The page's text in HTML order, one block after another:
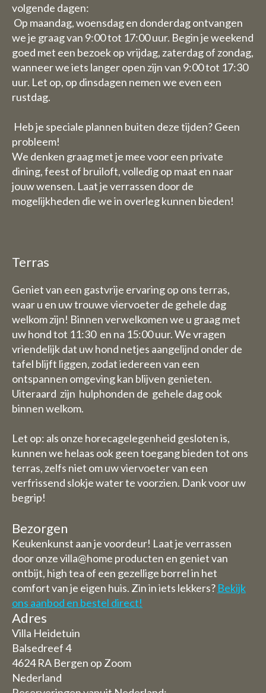
volgende dagen:
Op maandag, woensdag en donderdag ontvangen
we je graag van 9:00 tot 17:00 uur. Begin je weekend
goed met een bezoek op vrijdag, zaterdag of zondag,
wanneer we iets langer open zijn van 9:00 tot 17:30
uur. Let op, op dinsdagen nemen we even een
rustdag.
Heb je speciale plannen buiten deze tijden? Geen
probleem!
We denken graag met je mee voor een private
dining, feest of bruiloft, volledig op maat en naar
jouw wensen. Laat je verrassen door de
mogelijkheden die we in overleg kunnen bieden!
Terras
Geniet van een gastvrije ervaring op ons terras,
waar u en uw trouwe viervoeter de gehele dag
welkom zijn! Binnen verwelkomen we u graag met
uw hond tot 11:30 en na 15:00 uur. We vragen
vriendelijk dat uw hond netjes aangelijnd onder de
tafel blijft liggen, zodat iedereen van een
ontspannen omgeving kan blijven genieten.
Uiteraard zijn hulphonden de gehele dag ook
binnen welkom.
Let op: als onze horecagelegenheid gesloten is,
kunnen we helaas ook geen toegang bieden tot ons
terras, zelfs niet om uw viervoeter van een
verfrissend slokje water te voorzien. Dank voor uw
begrip!
Bezorgen
Keukenkunst aan je voordeur! Laat je verrassen
door onze villa@home producten en geniet van
ontbijt, high tea of een gezellige borrel in het
comfort van je eigen huis. Zin in iets lekkers? Bekijk
ons aanbod en bestel direct!
Adres
Villa Heidetuin
Balsedreef 4
4624 RA Bergen op Zoom
Nederland
Vanwege de vakantieperiode
hebben wij enkele aangepaste
openingstijden/ sluitingsdagen.
Daghoreca:
Woensdag 29 en donderdag 30
juli zijn wij gesloten met de
horeca (u kunt dus wel kamers
boeken)
Vrijdag 31 juli t/tm zondag 1
augustus staan wij dan graag
wel voor u klaar van 9 uur tot
met 9 augustus zijn wij geheel
overnachtingen)
B&B:
De week van 3 Augustus tot en
met 9 augustus zijn wij ook
gesloten voor overnachtingen